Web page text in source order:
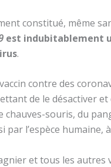
constitué, même
est indubitablement
.
contre des
de le désactiver
chauves-souris, du
l’espèce humaine,
et tous les autres